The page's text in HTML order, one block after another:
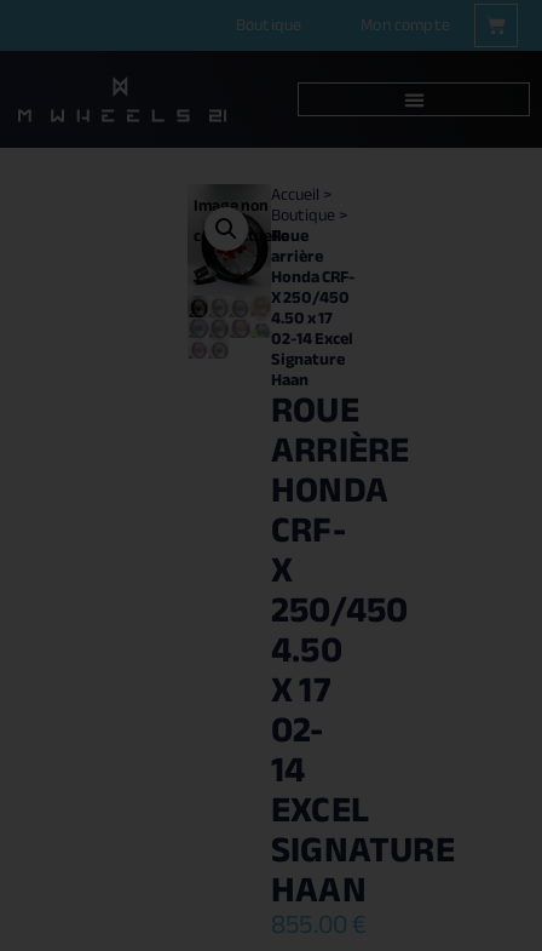
Boutique Mon compte
Image non
contractuelle
Accueil>
Boutique>
Roue
arrière
Honda CRF-
X 250/450
4.50 x 17
02-14 Excel
Signature
Haan
ROUE
ARRIÈRE
HONDA
CRF-
X
250/450
4.50
X 17
02-
14
EXCEL
SIGNATURE
HAAN
855.00€